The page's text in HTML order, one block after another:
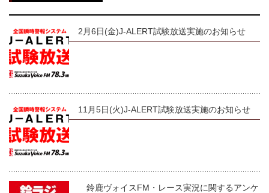
2月6日(金)J-ALERT試験放送実施のお知らせ
11月5日(火)J-ALERT試験放送実施のお知らせ
鈴鹿ヴォイスFM・レース実況に関するアンケ